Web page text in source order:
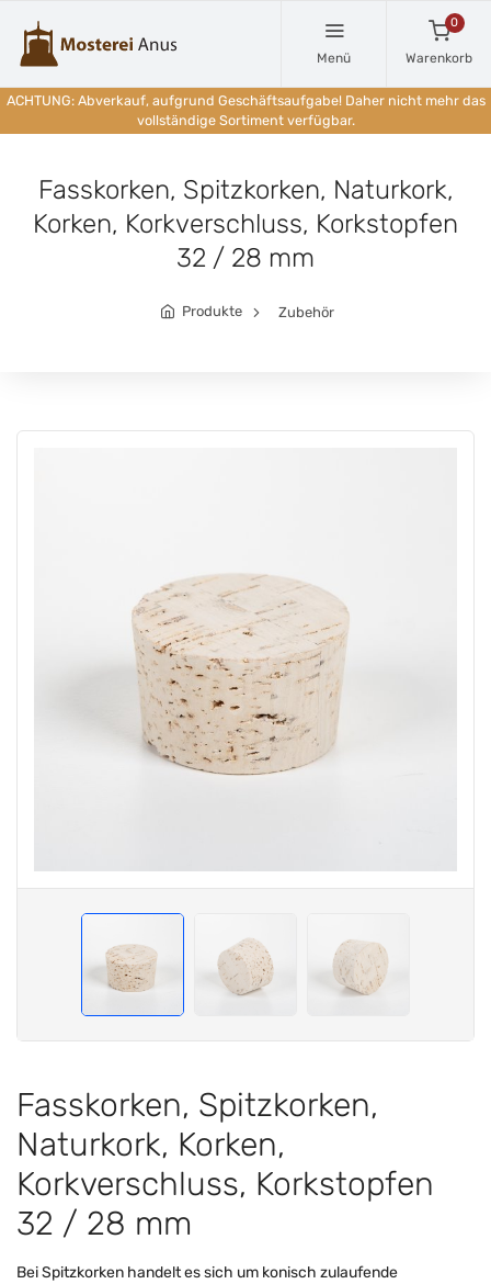
Menü
0
Warenkorb
ACHTUNG: Abverkauf, aufgrund Geschäftsaufgabe! Daher nicht mehr das
vollständige Sortiment verfügbar.
Fasskorken, Spitzkorken, Naturkork,
Korken, Korkverschluss, Korkstopfen
32 / 28 mm
Produkte Zubehör
Fasskorken, Spitzkorken,
Naturkork, Korken,
Korkverschluss, Korkstopfen
32 / 28 mm
Bei Spitzkorken handelt es sich um konisch zulaufende